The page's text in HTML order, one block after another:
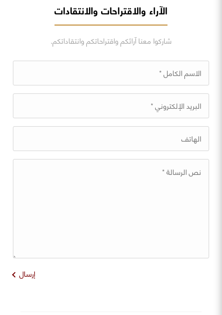
الآراء والاقتراحات والانتقادات
شاركوا معنا آرائكم واقتراحاتكم وانتقاداتكم.
إرسال